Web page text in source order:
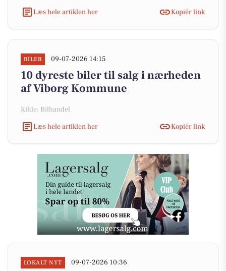
Læs hele artiklen her
Kopiér link
BILER 09-07-2026 14:15
10 dyreste biler til salg i nærheden
af Viborg Kommune
Kilde: Bilhandel
Læs hele artiklen her
Kopiér link
LOKALT NYT 09-07-2026 10:36